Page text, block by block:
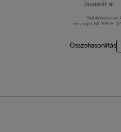
Javasolt ár
Tartalmazza az
összegét 53 149 Ft
Összehasonlítás